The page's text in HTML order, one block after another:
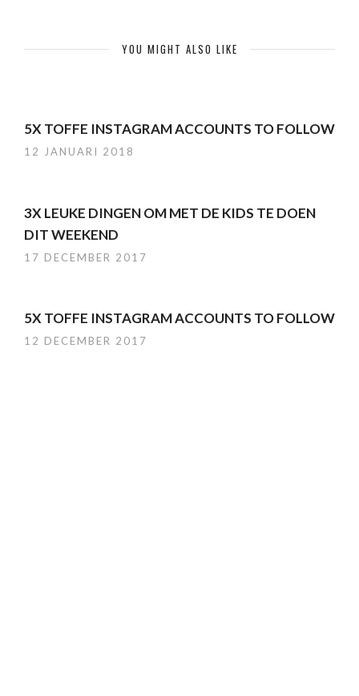
YOU MIGHT ALSO LIKE
5X TOFFE INSTAGRAM ACCOUNTS TO FOLLOW
12 JANUARI 2018
3X LEUKE DINGEN OM MET DE KIDS TE DOEN
DIT WEEKEND
17 DECEMBER 2017
5X TOFFE INSTAGRAM ACCOUNTS TO FOLLOW
12 DECEMBER 2017